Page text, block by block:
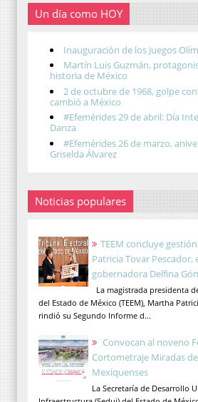
Un día como HOY
Inauguración de los Juegos
Martín Luis Guzmán,
historia de México
2 de octubre de 1968, golpe
cambió a México
#Efemérides 29 de abril: Día
Danza
#Efemérides 26 de marzo,
Griselda Álvarez
Noticias populares
TEEM concluye
Patricia Tovar Pescador,
gobernadora Delfina
La magistrada presidenta
del Estado de México (TEEM), Martha
rindió su Segundo Informe d...
Convocan al noveno
Cortometraje Miradas
Mexiquenses
La Secretaría de Desarrollo